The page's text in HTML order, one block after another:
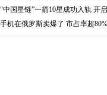
中国星链”一箭10星成功入轨 开
机在俄罗斯卖爆了 市占率超